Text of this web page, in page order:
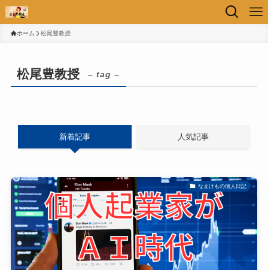
ホーム 松尾豊教授
松尾豊教授 – tag –
新着記事 人気記事
なまけもの個人日記